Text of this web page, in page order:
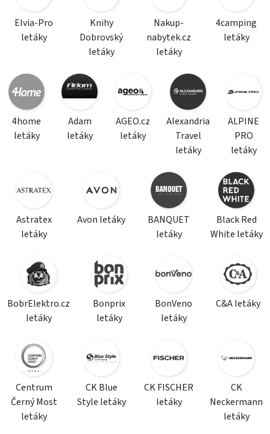
Elvia-Pro
letáky
Knihy
Dobrovský
letáky
Nakup-
nabytek.cz
letáky
4camping
letáky
4home
letáky
Adam
letáky
AGEO.cz
letáky
Alexandria
Travel
letáky
ALPINE
PRO
letáky
Astratex
letáky
Avon letáky
BANQUET
letáky
Black Red
White letáky
BobrElektro.cz
letáky
Bonprix
letáky
BonVeno
letáky
C&A letáky
Centrum
Černý Most
letáky
CK Blue
Style letáky
CK FISCHER
letáky
CK
Neckermann
letáky